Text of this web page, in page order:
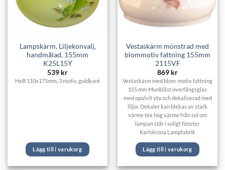
Lampskärm, Liljekonvalj,
handmålad, 155mm
K25L15Y
539 kr
HxB 110x175mm, 3 motiv, guldkant
Lägg till i varukorg
Vestaskärm mönstrad med
blommotiv fattning 155mm
2115VF
869 kr
Vestaskärm med blom-motiv fattning
155 mm Munblåst överfångsglas
med opalvit yta och dekaliserad med
liljor. Dekaler kan blekas av stark
värme tex hög värme från sol om
lampan står i soligt fönster.
Karlskrona Lampfabrik
Lägg till i varukorg